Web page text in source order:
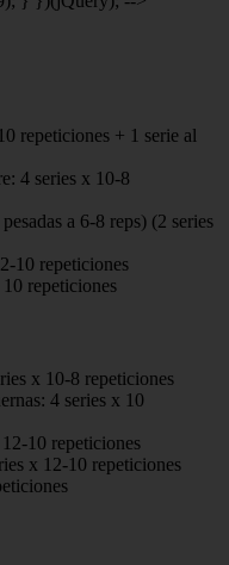
repeticiones + 1 serie al
4 series x 10-8
a 6-8 reps) (2 series
10 repeticiones
repeticiones
x 10-8 repeticiones
4 series x 10
10 repeticiones
x 12-10 repeticiones